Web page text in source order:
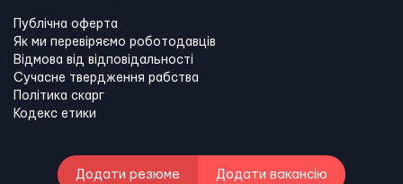
Публічна оферта
Як ми перевіряємо роботодавців
Відмова від відповідальності
Сучасне твердження рабства
Політика скарг
Кодекс етики
Додати резюме Додати вакансію